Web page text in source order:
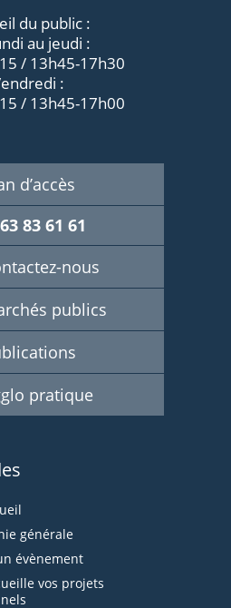
du public :
au jeudi :
/ 13h45-17h30
:
/ 13h45-17h00
d’accès
83 61 61
nous
publics
pratique
générale
évènement
vos projets